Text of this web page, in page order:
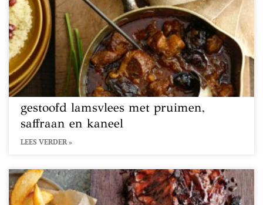
gestoofd lamsvlees met pruimen,
saffraan en kaneel
LEES VERDER »